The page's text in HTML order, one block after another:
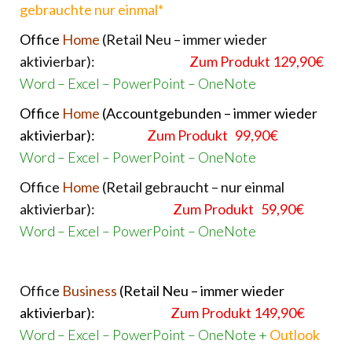
gebrauchte nur einmal*
Office Home (Retail Neu – immer wieder
aktivierbar): Zum Produkt 129,90€
Word – Excel – PowerPoint – OneNote
Office Home (Accountgebunden – immer wieder
aktivierbar): Zum Produkt 99,90€
Word – Excel – PowerPoint – OneNote
Office Home (Retail gebraucht – nur einmal
aktivierbar): Zum Produkt 59,90€
Word – Excel – PowerPoint – OneNote
Office Business (Retail Neu – immer wieder
aktivierbar): Zum Produkt 149,90€
Word – Excel – PowerPoint – OneNote + Outlook